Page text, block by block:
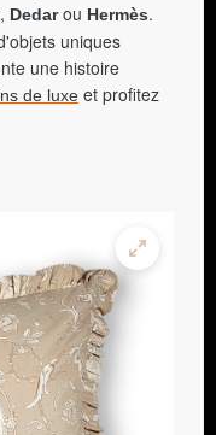
, Dedarou Hermès.
uniques
une histoire
de luxe et profitez